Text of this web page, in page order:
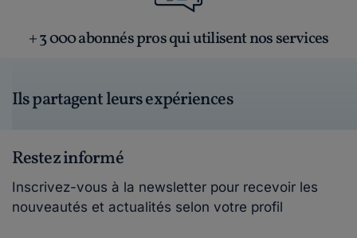
+ 3 000 abonnés pros qui utilisent nos services
Ils partagent leurs expériences
Restez informé
Inscrivez-vous à la newsletter pour recevoir les
nouveautés et actualités selon votre profil